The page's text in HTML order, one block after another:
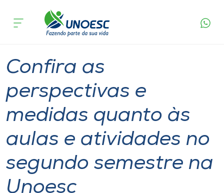
Cursos
Atendimento ao Estudante
Portal de Ensino
Unoesc
acontece
Unoesc
Confira as
perspectivas e
medidas quanto às
aulas e atividades no
segundo semestre na
Unoesc